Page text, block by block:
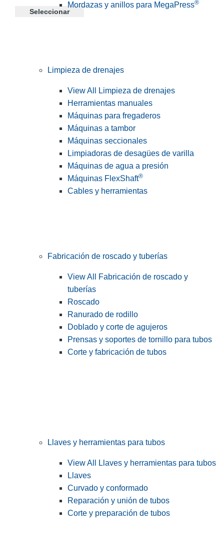
Seleccionar
Mordazas y anillos para MegaPress®
Limpieza de drenajes
View All Limpieza de drenajes
Herramientas manuales
Máquinas para fregaderos
Máquinas a tambor
Máquinas seccionales
Limpiadoras de desagües de varilla
Máquinas de agua a presión
Máquinas FlexShaft®
Cables y herramientas
Fabricación de roscado y tuberías
View All Fabricación de roscado y
tuberías
Roscado
Ranurado de rodillo
Doblado y corte de agujeros
Prensas y soportes de tornillo para tubos
Corte y fabricación de tubos
Llaves y herramientas para tubos
View All Llaves y herramientas para tubos
Llaves
Curvado y conformado
Reparación y unión de tubos
Corte y preparación de tubos